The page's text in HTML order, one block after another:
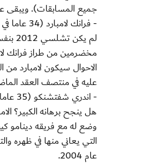
جميع المسابقات). ويبقى
- فرانك لامبارد (34 عاما في 20 حزيران/يونيو):
لم
مخضرمين من طراز فرانك
الاحوال سيكون لامبارد
عليه في منتصف العقد
- اندري شفتشنكو (35 عاما):
هل ينجح برهانه الكبير؟
وضع له مع فريقه دينامو
التي يعاني منها في ظهره
عام 2004.